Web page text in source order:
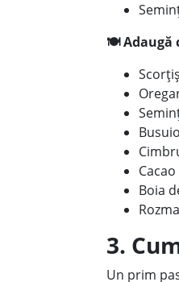
🍽️ Adaugă
Cacao
Boia
3.
Un prim